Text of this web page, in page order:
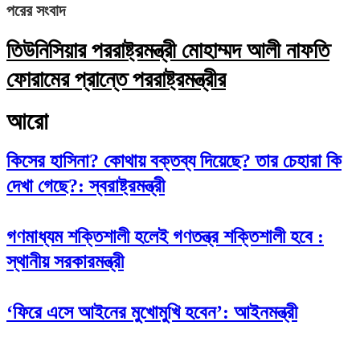
পরের সংবাদ
তিউনিসিয়ার পররাষ্ট্রমন্ত্রী মোহাম্মদ আলী নাফতি
ফোরামের প্রান্তে পররাষ্ট্রমন্ত্রীর
আরো
কিসের হাসিনা? কোথায় বক্তব্য দিয়েছে? তার চেহারা কি
দেখা গেছে?: স্বরাষ্ট্রমন্ত্রী
গণমাধ্যম শক্তিশালী হলেই গণতন্ত্র শক্তিশালী হবে :
স্থানীয় সরকারমন্ত্রী
‘ফিরে এসে আইনের মুখোমুখি হবেন’: আইনমন্ত্রী